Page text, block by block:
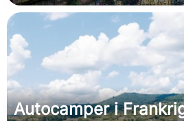
Autocamper i